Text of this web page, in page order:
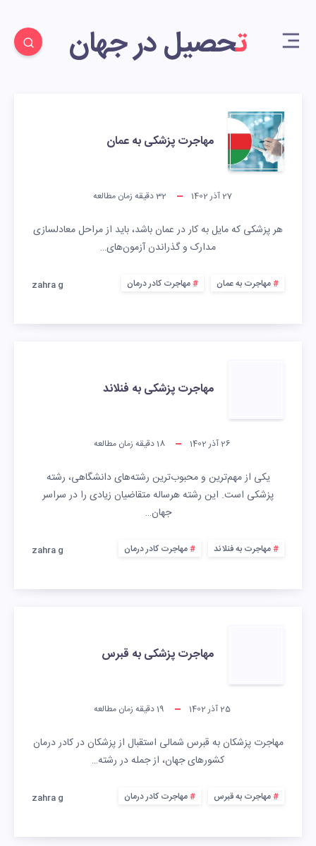
تحصیل در جهان
مهاجرت پزشکی به عمان
27 آذر 1402 32دقیقه زمان مطالعه
هر پزشکی که مایل به کار در عمان باشد، باید از مراحل معادلسازی
مدارک و گذراندن آزمون‌های…
مهاجرت به عمان مهاجرت کادر درمان zahra g
مهاجرت پزشکی به فنلاند
26 آذر 1402 18دقیقه زمان مطالعه
یکی از مهم‌ترین و محبوب‌ترین رشته‌های دانشگاهی، رشته
پزشکی است. این رشته هرساله متقاضیان زیادی را در سراسر
جهان…
مهاجرت به فنلاند مهاجرت کادر درمان zahra g
مهاجرت پزشکی به قبرس
25 آذر 1402 19دقیقه زمان مطالعه
مهاجرت پزشکان به قبرس شمالی استقبال از پزشکان در کادر درمان
کشورهای جهان، از جمله در رشته…
مهاجرت به قبرس مهاجرت کادر درمان zahra g